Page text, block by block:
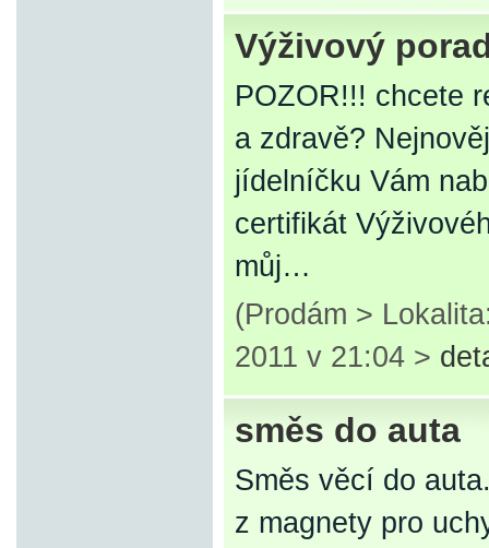
Výživový
POZOR!!! chcete
a zdravě?
jídelníčku Vám
certifikát
můj…
(Prodám >
2011 v 21:04 >
směs do auta
Směs věcí do
z magnety pro